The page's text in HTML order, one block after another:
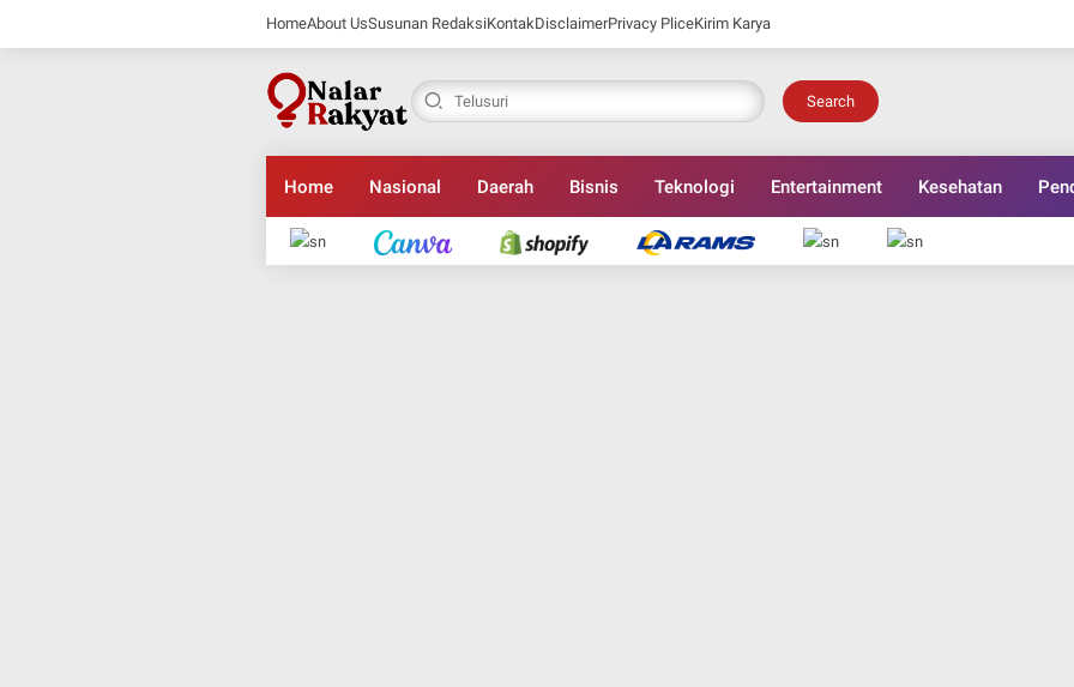
HomeAbout UsSusunan RedaksiKontakDisclaimerPrivacy PliceKirim Karya
Search
Home Nasional Daerah Bisnis Teknologi Entertainment Kesehatan